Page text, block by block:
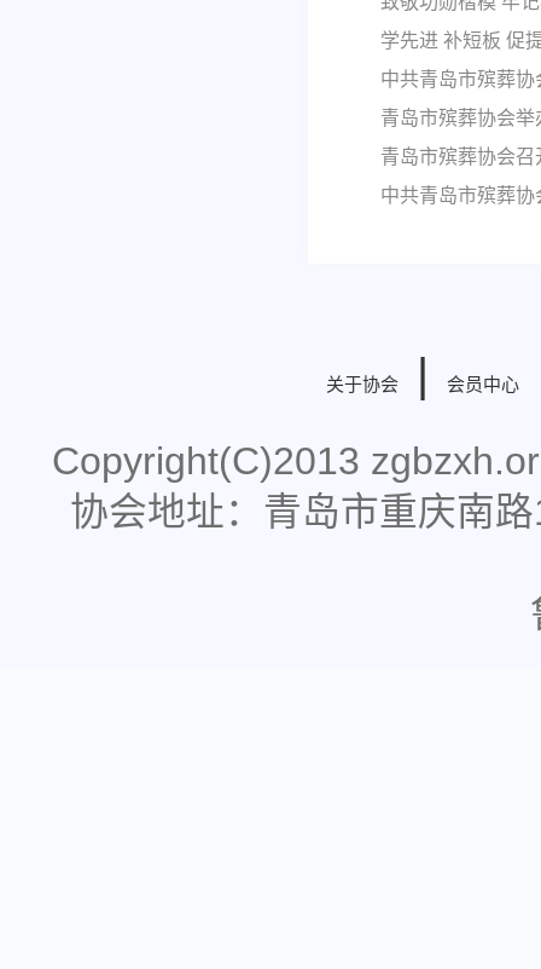
学先进 补短板 促
中共青岛市殡葬
青岛市殡葬协会
青岛市殡葬协会
中共青岛市殡葬
关于协会 | 会员中心
Copyright(C)2013
协会地址：青岛市重庆南